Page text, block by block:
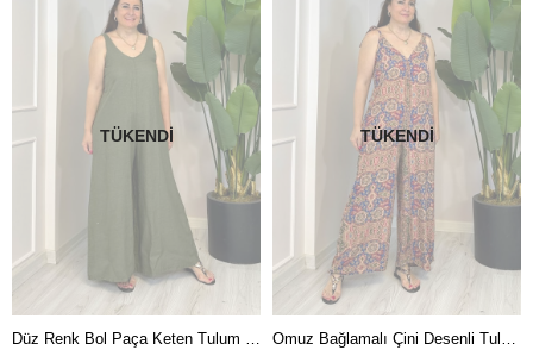
TÜKENDI
Düz Renk Bol Paça Keten Tulum Yeşil
TÜKENDI
Omuz Bağlamalı Çini Desenli Tulum Kiremitrengi